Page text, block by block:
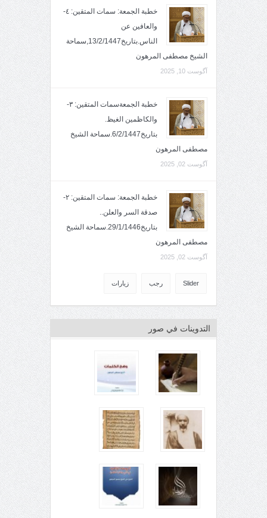
خطبة الجمعة: سمات المتقين: ٤-
والعافين عن
الناس.بتاريخ13/2/1447,سماحة
الشيخ مصطفى المرهون
آگوست 10, 2025
خطبة الجمعةسمات المتقين: ٣-
والكاظمين الغيظ.
بتاريخ6/2/1447.سماحة الشيخ
مصطفى المرهون
آگوست 02, 2025
خطبة الجمعة: سمات المتقين: ٢-
صدقة السر والعلن..
بتاريخ29/1/1446.سماحة الشيخ
مصطفى المرهون
آگوست 02, 2025
Slider رجب زيارات
التدوينات في صور